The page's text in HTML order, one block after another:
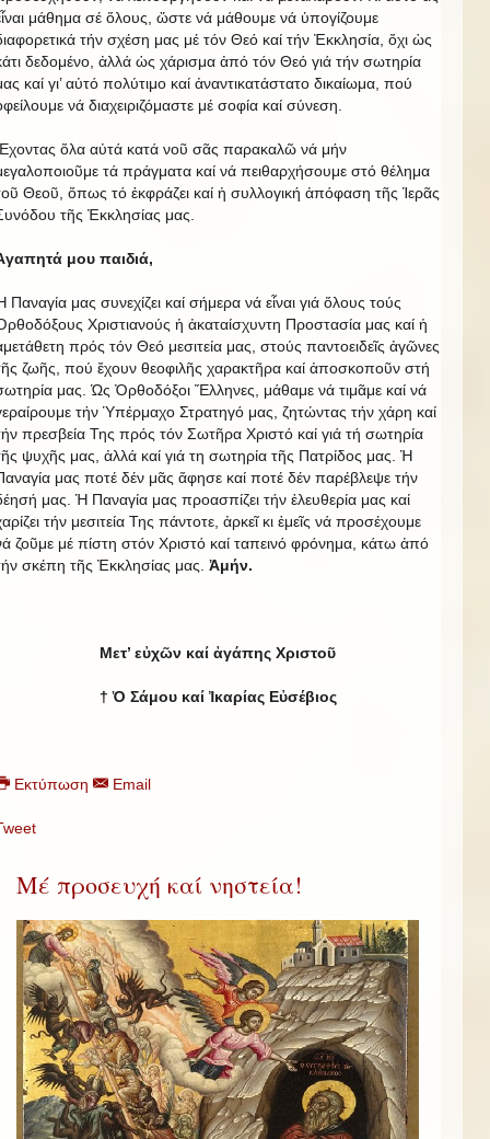
μάθημα σέ ὅλους, ὥστε νά μάθουμε νά ὑπογίζουμε
τήν σχέση μας μέ τόν Θεό καί τήν Ἐκκλησία, ὄχι ὡς
δεδομένο, ἀλλά ὡς χάρισμα ἀπό τόν Θεό γιά τήν σωτηρία
καί γι’ αὐτό πολύτιμο καί ἀναντικατάστατο δικαίωμα, πού
νά διαχειριζόμαστε μέ σοφία καί σύνεση.
ὅλα αὐτά κατά νοῦ σᾶς παρακαλῶ νά μήν
τά πράγματα καί νά πειθαρχήσουμε στό θέλημα
Θεοῦ, ὅπως τό ἐκφράζει καί ἡ συλλογική ἀπόφαση τῆς Ἱερᾶς
τῆς Ἐκκλησίας μας.
μου παιδιά,
Παναγία μας συνεχίζει καί σήμερα νά εἶναι γιά ὅλους τούς
Χριστιανούς ἡ ἀκαταίσχυντη Προστασία μας καί ἡ
πρός τόν Θεό μεσιτεία μας, στούς παντοειδεῖς ἀγῶνες
ζωῆς, πού ἔχουν θεοφιλῆς χαρακτῆρα καί ἀποσκοποῦν στή
μας. Ὡς Ὀρθοδόξοι Ἕλληνες, μάθαμε νά τιμᾶμε καί νά
τήν Ὑπέρμαχο Στρατηγό μας, ζητώντας τήν χάρη καί
πρεσβεία Της πρός τόν Σωτῆρα Χριστό καί γιά τή σωτηρία
ψυχῆς μας, ἀλλά καί γιά τη σωτηρία τῆς Πατρίδος μας. Ἡ
μας ποτέ δέν μᾶς ἄφησε καί ποτέ δέν παρέβλεψε τήν
μας. Ἡ Παναγία μας προασπίζει τήν ἐλευθερία μας καί
τήν μεσιτεία Της πάντοτε, ἀρκεῖ κι ἐμεῖς νά προσέχουμε
ζοῦμε μέ πίστη στόν Χριστό καί ταπεινό φρόνημα, κάτω ἀπό
σκέπη τῆς Ἐκκλησίας μας. Ἀμήν.
Μετ’ εὐχῶν καί ἀγάπης Χριστοῦ
† Ὁ Σάμου καί Ἰκαρίας Εὐσέβιος
Εκτύπωση Email
Μέ προσευχή καί νηστεία!